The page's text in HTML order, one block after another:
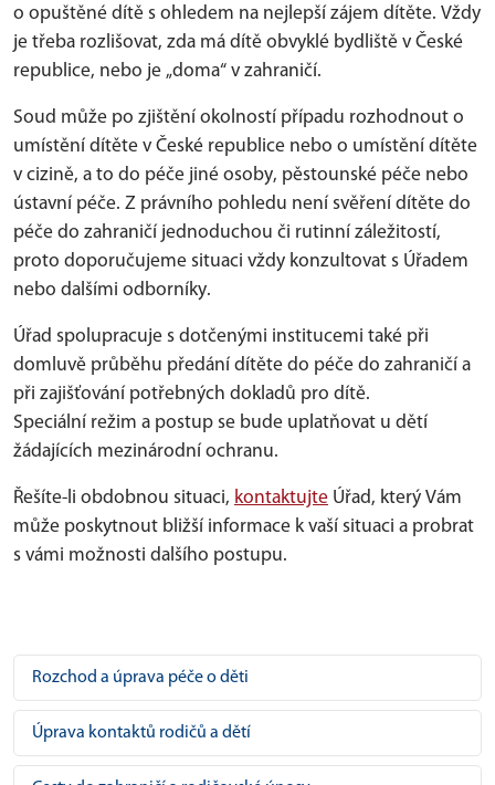
o opuštěné dítě s ohledem na nejlepší zájem dítěte. Vždy
je třeba rozlišovat, zda má dítě obvyklé bydliště v České
republice, nebo je „doma“ v zahraničí.
Soud může po zjištění okolností případu rozhodnout o
umístění dítěte v České republice nebo o umístění dítěte
v cizině, a to do péče jiné osoby, pěstounské péče nebo
ústavní péče. Z právního pohledu není svěření dítěte do
péče do zahraničí jednoduchou či rutinní záležitostí,
proto doporučujeme situaci vždy konzultovat s Úřadem
nebo dalšími odborníky.
Úřad spolupracuje s dotčenými institucemi také při
domluvě průběhu předání dítěte do péče do zahraničí a
při zajišťování potřebných dokladů pro dítě.
Speciální režim a postup se bude uplatňovat u dětí
žádajících mezinárodní ochranu.
Řešíte-li obdobnou situaci, kontaktujte Úřad, který Vám
může poskytnout bližší informace k vaší situaci a probrat
s vámi možnosti dalšího postupu.
Rozchod a úprava péče o děti
Úprava kontaktů rodičů a dětí